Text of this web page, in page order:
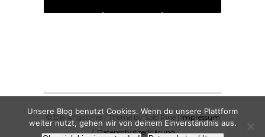
© Die Angelones / Theme by Solo Pine | Impressum
&Datenschutzerklärung
Unsere Blog benutzt Cookies. Wenn du unsere Plattform
weiter nutzt, gehen wir von deinem Einverständnis aus.